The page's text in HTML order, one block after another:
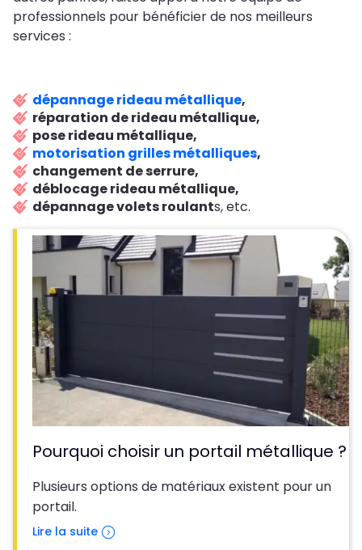
professionnels pour bénéficier de nos meilleurs
services :
dépannage rideau métallique,
réparation de rideau métallique,
pose rideau métallique,
motorisation grilles métalliques,
changement de serrure,
déblocage rideau métallique,
dépannage volets roulants, etc.
Pourquoi choisir un portail métallique ?
Plusieurs options de matériaux existent pour un
portail.
Lire la suite